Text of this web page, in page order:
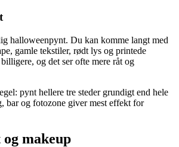
halloweenpynt. Du kan komme langt med
gamle tekstiler, rødt lys og printede
og det ser ofte mere råt og
pynt hellere tre steder grundigt end hele
bar og fotozone giver mest effekt for
makeup